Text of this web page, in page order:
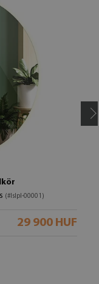
(#lslpl-00001)
29 900 HUF